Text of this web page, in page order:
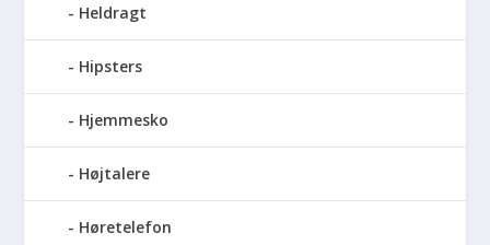
Heldragt
Hipsters
Hjemmesko
Højtalere
Høretelefon